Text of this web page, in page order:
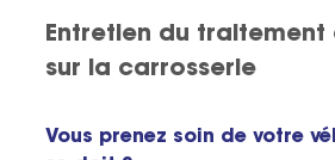
Entretien du
sur la carrosserie
Vous prenez soin de votre